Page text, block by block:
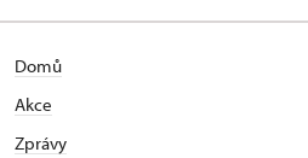
Domů
Akce
Zprávy